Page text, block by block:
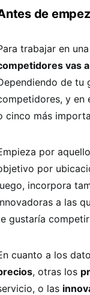
de
trabajar en
vas
de tu
y en
cinco más
por
por
incorpora
a las
gustaría
cuanto a los
, otras los
o las